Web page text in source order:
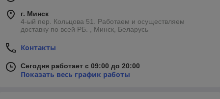
г. Минск
4-ый пер. Кольцова 51. Работаем и осуществляем
доставку по всей РБ. , Минск, Беларусь
Контакты
Сегодня работает с 09:00 до 20:00
Показать весь график работы